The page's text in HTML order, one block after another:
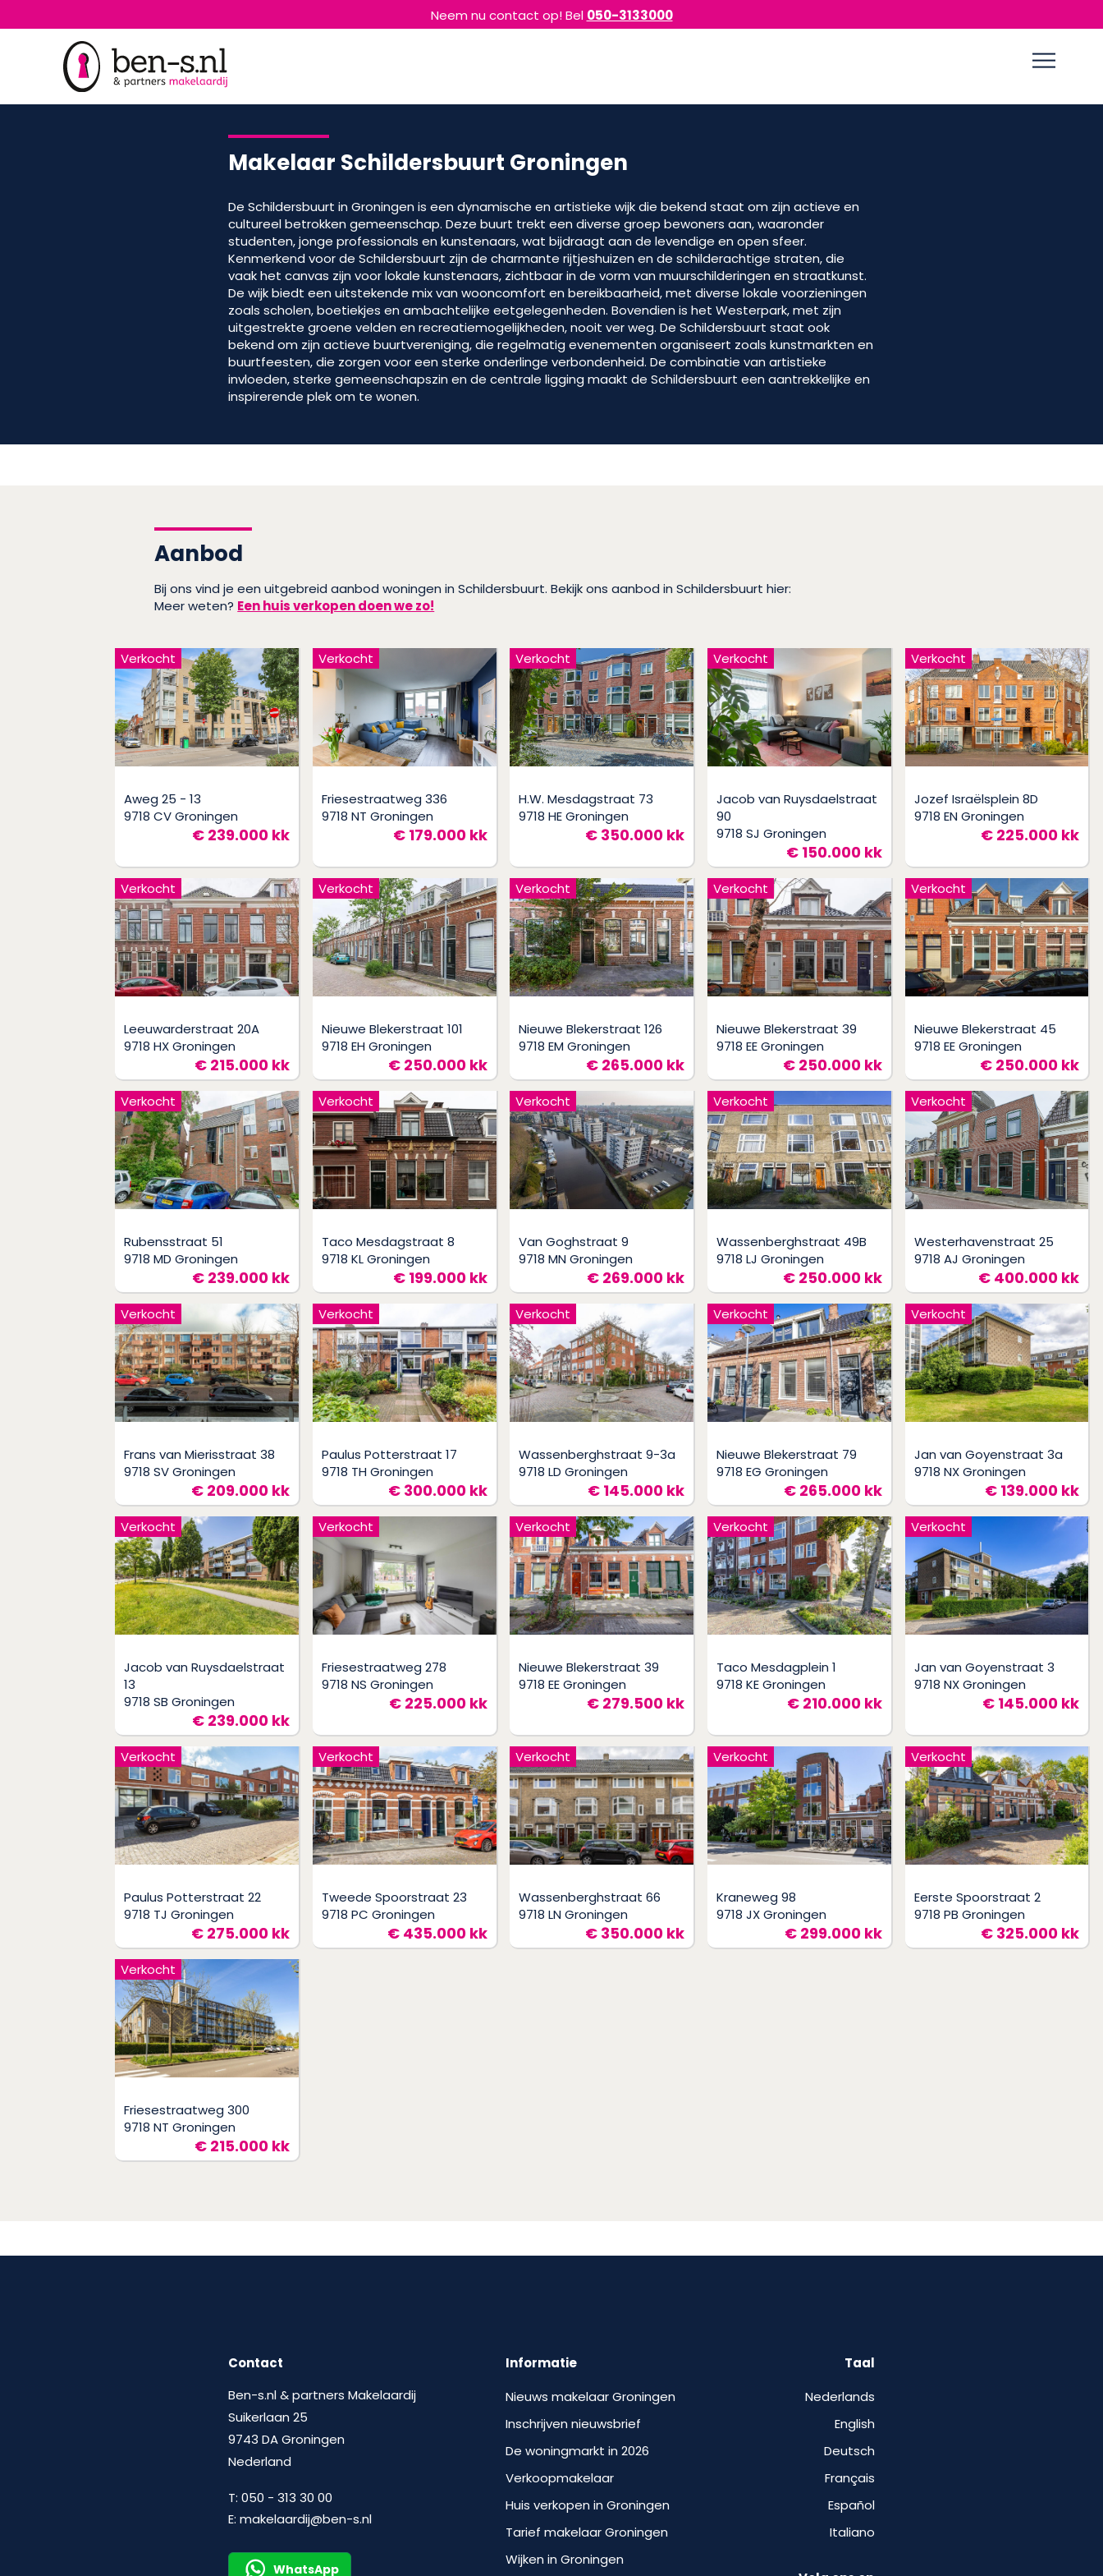
Neem nu contact op! Bel 050-3133000
Makelaar Schildersbuurt Groningen
De Schildersbuurt in Groningen is een dynamische en artistieke wijk die bekend staat om zijn actieve en
cultureel betrokken gemeenschap. Deze buurt trekt een diverse groep bewoners aan, waaronder
studenten, jonge professionals en kunstenaars, wat bijdraagt aan de levendige en open sfeer.
Kenmerkend voor de Schildersbuurt zijn de charmante rijtjeshuizen en de schilderachtige straten, die
vaak het canvas zijn voor lokale kunstenaars, zichtbaar in de vorm van muurschilderingen en straatkunst.
De wijk biedt een uitstekende mix van wooncomfort en bereikbaarheid, met diverse lokale voorzieningen
zoals scholen, boetiekjes en ambachtelijke eetgelegenheden. Bovendien is het Westerpark, met zijn
uitgestrekte groene velden en recreatiemogelijkheden, nooit ver weg. De Schildersbuurt staat ook
bekend om zijn actieve buurtvereniging, die regelmatig evenementen organiseert zoals kunstmarkten en
buurtfeesten, die zorgen voor een sterke onderlinge verbondenheid. De combinatie van artistieke
invloeden, sterke gemeenschapszin en de centrale ligging maakt de Schildersbuurt een aantrekkelijke en
inspirerende plek om te wonen.
Aanbod
Bij ons vind je een uitgebreid aanbod woningen in Schildersbuurt. Bekijk ons aanbod in Schildersbuurt hier:
Meer weten? Een huis verkopen doen we zo!
Aweg 25 - 13
9718 CV Groningen
€ 239.000 kk
Verkocht
Friesestraatweg 336
9718 NT Groningen
€ 179.000 kk
Verkocht
H.W. Mesdagstraat 73
9718 HE Groningen
€ 350.000 kk
Verkocht
Jacob van Ruysdaelstraat
90
9718 SJ Groningen
€ 150.000 kk
Verkocht
Jozef Israëlsplein 8D
9718 EN Groningen
€ 225.000 kk
Verkocht
Leeuwarderstraat 20A
9718 HX Groningen
€ 215.000 kk
Verkocht
Nieuwe Blekerstraat 101
9718 EH Groningen
€ 250.000 kk
Verkocht
Nieuwe Blekerstraat 126
9718 EM Groningen
€ 265.000 kk
Verkocht
Nieuwe Blekerstraat 39
9718 EE Groningen
€ 250.000 kk
Verkocht
Nieuwe Blekerstraat 45
9718 EE Groningen
€ 250.000 kk
Verkocht
Rubensstraat 51
9718 MD Groningen
€ 239.000 kk
Verkocht
Taco Mesdagstraat 8
9718 KL Groningen
€ 199.000 kk
Verkocht
Van Goghstraat 9
9718 MN Groningen
€ 269.000 kk
Verkocht
Wassenberghstraat 49B
9718 LJ Groningen
€ 250.000 kk
Verkocht
Westerhavenstraat 25
9718 AJ Groningen
€ 400.000 kk
Verkocht
Frans van Mierisstraat 38
9718 SV Groningen
€ 209.000 kk
Verkocht
Paulus Potterstraat 17
9718 TH Groningen
€ 300.000 kk
Verkocht
Wassenberghstraat 9-3a
9718 LD Groningen
€ 145.000 kk
Verkocht
Nieuwe Blekerstraat 79
9718 EG Groningen
€ 265.000 kk
Verkocht
Jan van Goyenstraat 3a
9718 NX Groningen
€ 139.000 kk
Verkocht
Jacob van Ruysdaelstraat
13
9718 SB Groningen
€ 239.000 kk
Verkocht
Friesestraatweg 278
9718 NS Groningen
€ 225.000 kk
Verkocht
Nieuwe Blekerstraat 39
9718 EE Groningen
€ 279.500 kk
Verkocht
Taco Mesdagplein 1
9718 KE Groningen
€ 210.000 kk
Verkocht
Jan van Goyenstraat 3
9718 NX Groningen
€ 145.000 kk
Verkocht
Paulus Potterstraat 22
9718 TJ Groningen
€ 275.000 kk
Verkocht
Tweede Spoorstraat 23
9718 PC Groningen
€ 435.000 kk
Verkocht
Wassenberghstraat 66
9718 LN Groningen
€ 350.000 kk
Verkocht
Kraneweg 98
9718 JX Groningen
€ 299.000 kk
Verkocht
Eerste Spoorstraat 2
9718 PB Groningen
€ 325.000 kk
Verkocht
Friesestraatweg 300
9718 NT Groningen
€ 215.000 kk
Verkocht
Contact
Ben-s.nl & partners Makelaardij
Suikerlaan 25
9743 DA Groningen
Nederland
T:050 - 313 30 00
E:makelaardij@ben-s.nl
WhatsApp
Informatie
Nieuws makelaar Groningen
Inschrijven nieuwsbrief
De woningmarkt in 2026
Verkoopmakelaar
Huis verkopen in Groningen
Tarief makelaar Groningen
Wijken in Groningen
Taal
Nederlands
English
Deutsch
Français
Español
Italiano